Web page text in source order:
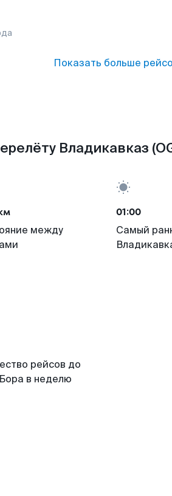
Показать больше
Владикавказ
между
01:00
Самый
рейсов до
в неделю